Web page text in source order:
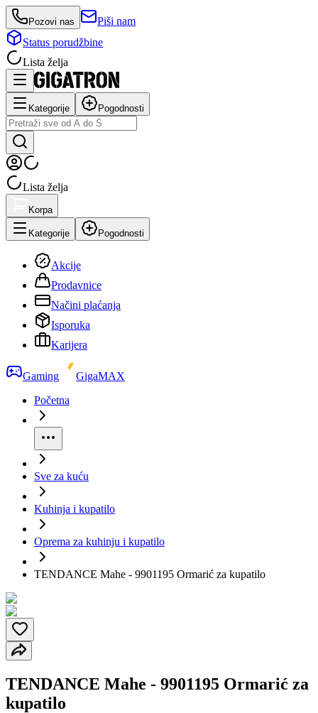
Pozovi nas
Piši nam
Status porudžbine
Lista želja
Kategorije Pogodnosti
Lista želja
Korpa
Kategorije Pogodnosti
Akcije
Prodavnice
Načini plaćanja
Isporuka
Karijera
Gaming
GigaMAX
Početna
Sve za kuću
Kuhinja i kupatilo
Oprema za kuhinju i kupatilo
TENDANCE Mahe - 9901195 Ormarić za kupatilo
TENDANCE Mahe - 9901195 Ormarić za
kupatilo